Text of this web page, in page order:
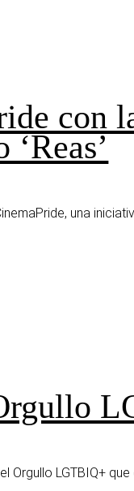
con
una
Orgullo LGTBIQ+